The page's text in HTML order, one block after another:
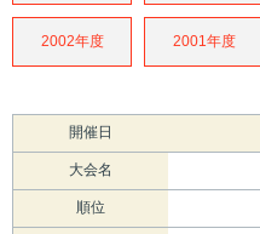
2002年度 2001年度
開催日
大会名
順位